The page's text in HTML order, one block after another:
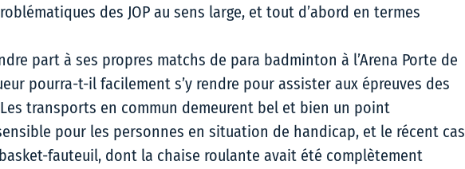
des JOP au sens large, et tout d’abord en termes
part à ses propres matchs de para badminton à l’Arena Porte de
pourra-t-il facilement s’y rendre pour assister aux épreuves des
transports en commun demeurent bel et bien un point
pour les personnes en situation de handicap, et le récent cas
fauteuil, dont la chaise roulante avait été complètement